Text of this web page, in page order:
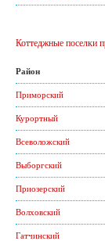
Коттеджные поселки
Район
Приморский
Курортный
Всеволожский
Выборгский
Приозерский
Волховский
Гатчинский